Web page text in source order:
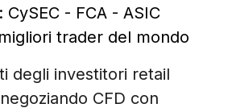
CySEC - FCA - ASIC
trader del mondo
degli investitori retail
CFD con